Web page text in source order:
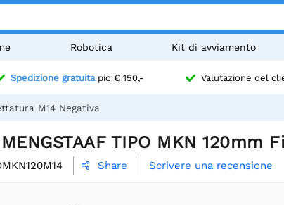
Robotica Kit di avviamento
Spedizione gratuitapio € 150,- Valutazione del
M14 Negativa
MENGSTAAF TIPO MKN
 Share Scrivere una recensione